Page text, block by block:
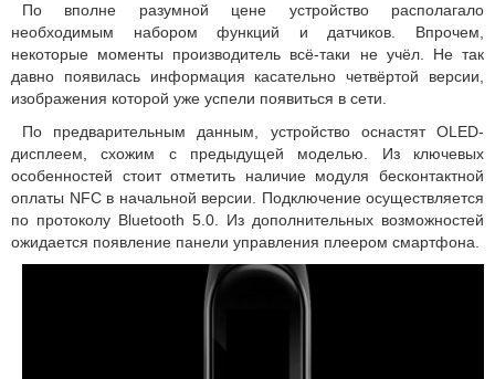
По вполне разумной цене устройство располагало
необходимым набором функций и датчиков. Впрочем,
некоторые моменты производитель всё-таки не учёл. Не так
давно появилась информация касательно четвёртой версии,
изображения которой уже успели появиться в сети.
По предварительным данным, устройство оснастят OLED-
дисплеем, схожим с предыдущей моделью. Из ключевых
особенностей стоит отметить наличие модуля бесконтактной
оплаты NFC в начальной версии. Подключение осуществляется
по протоколу Bluetooth 5.0. Из дополнительных возможностей
ожидается появление панели управления плеером смартфона.